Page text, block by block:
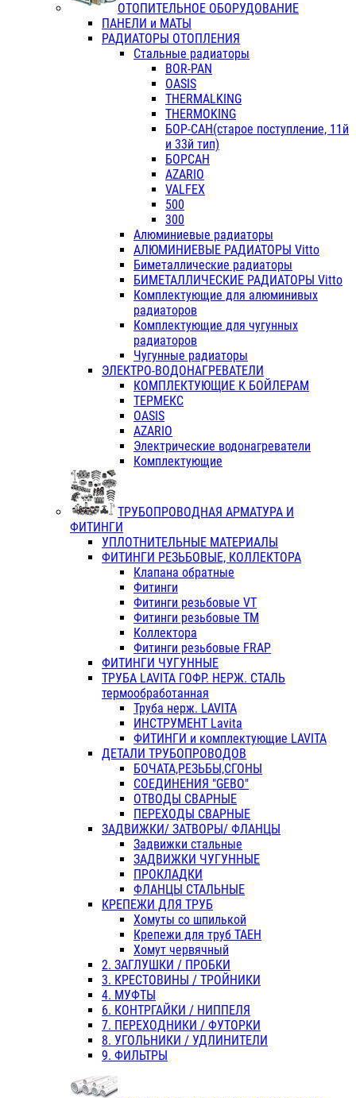
ОТОПИТЕЛЬНОЕ ОБОРУДОВАНИЕ
ПАНЕЛИ и МАТЫ
РАДИАТОРЫ ОТОПЛЕНИЯ
Стальные радиаторы
BOR-PAN
OASIS
THERMALKING
THERMOKING
БОР-САН(старое поступление, 11й
и 33й тип)
БОРСАН
AZARIO
VALFEX
500
300
Алюминиевые радиаторы
АЛЮМИНИЕВЫЕ РАДИАТОРЫ Vitto
Биметаллические радиаторы
БИМЕТАЛЛИЧЕСКИЕ РАДИАТОРЫ Vitto
Комплектующие для алюминивых
радиаторов
Комплектующие для чугунных
радиаторов
Чугунные радиаторы
ЭЛЕКТРО-ВОДОНАГРЕВАТЕЛИ
КОМПЛЕКТУЮЩИЕ К БОЙЛЕРАМ
ТЕРМЕКС
OASIS
AZARIO
Электрические водонагреватели
Комплектующие
ТРУБОПРОВОДНАЯ АРМАТУРА И
ФИТИНГИ
УПЛОТНИТЕЛЬНЫЕ МАТЕРИАЛЫ
ФИТИНГИ РЕЗЬБОВЫЕ, КОЛЛЕКТОРА
Клапана обратные
Фитинги
Фитинги резьбовые VT
Фитинги резьбовые ТМ
Коллектора
Фитинги резьбовые FRAP
ФИТИНГИ ЧУГУННЫЕ
ТРУБА LAVITA ГОФР. НЕРЖ. СТАЛЬ
термообработанная
Труба нерж. LAVITA
ИНСТРУМЕНТ Lavita
ФИТИНГИ и комплектующие LAVITA
ДЕТАЛИ ТРУБОПРОВОДОВ
БОЧАТА,РЕЗЬБЫ,СГОНЫ
СОЕДИНЕНИЯ "GEBO"
ОТВОДЫ СВАРНЫЕ
ПЕРЕХОДЫ СВАРНЫЕ
ЗАДВИЖКИ/ ЗАТВОРЫ/ ФЛАНЦЫ
Задвижки стальные
ЗАДВИЖКИ ЧУГУННЫЕ
ПРОКЛАДКИ
ФЛАНЦЫ СТАЛЬНЫЕ
КРЕПЕЖИ ДЛЯ ТРУБ
Хомуты со шпилькой
Крепежи для труб ТАЕН
Хомут червячный
2. ЗАГЛУШКИ / ПРОБКИ
3. КРЕСТОВИНЫ / ТРОЙНИКИ
4. МУФТЫ
6. КОНТРГАЙКИ / НИППЕЛЯ
7. ПЕРЕХОДНИКИ / ФУТОРКИ
8. УГОЛЬНИКИ / УДЛИНИТЕЛИ
9. ФИЛЬТРЫ